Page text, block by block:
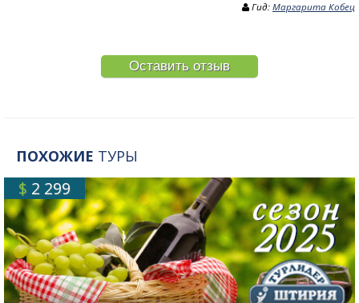
Гид: Маргарита Кобец
Оставить отзыв
ПОХОЖИЕ ТУРЫ
$ 2 299